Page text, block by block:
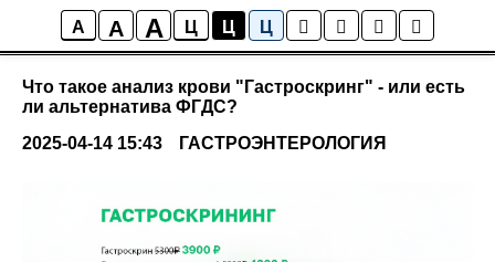
A A A Ц Ц Ц
Мнения наших экспертов
Что такое анализ крови "Гастроскринг" - или есть
ли альтернатива ФГДС?
2025-04-14 15:43
ГАСТРОЭНТЕРОЛОГИЯ